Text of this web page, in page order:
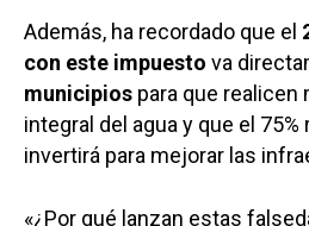
Además, ha recordado que el
con este impuesto va
municipios para que
integral del agua y que el
invertirá para mejorar las
«¿Por qué lanzan estas